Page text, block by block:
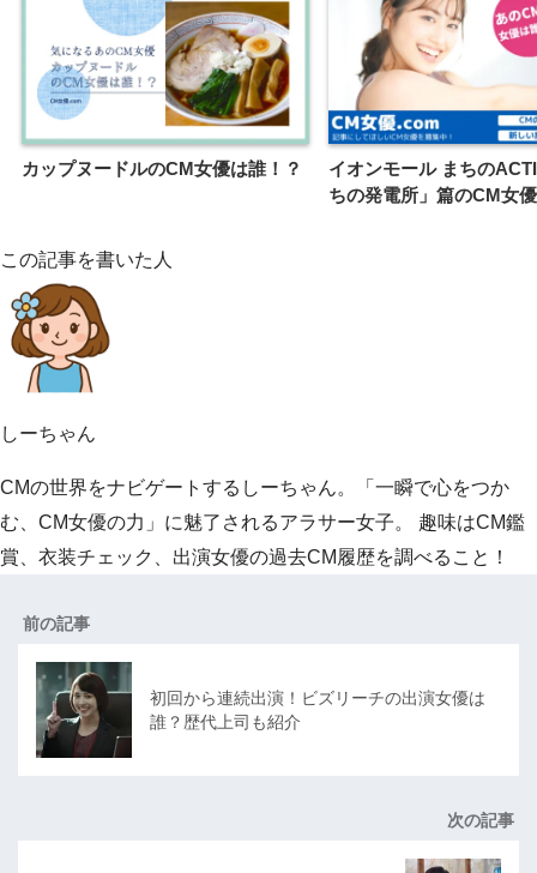
カップヌードルのCM女優は誰！？
イオンモール まちの
ちの発電所」篇のCM女
この記事を書いた人
しーちゃん
CMの世界をナビゲートするしーちゃん。「一瞬で心をつか
む、CM女優の力」に魅了されるアラサー女子。 趣味はCM鑑
賞、衣装チェック、出演女優の過去CM履歴を調べること！
前の記事
初回から連続出演！ビズリーチの出演女優は
誰？歴代上司も紹介
次の記事